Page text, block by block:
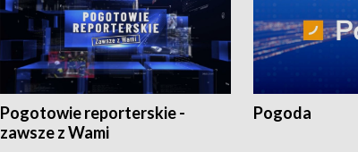
Pogotowie reporterskie -
zawsze z Wami
Pogoda